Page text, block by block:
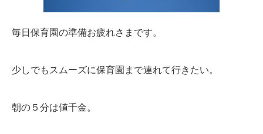
毎日保育園の準備お疲れさまです。
少しでもスムーズに保育園まで連れて行きたい。
朝の５分は値千金。